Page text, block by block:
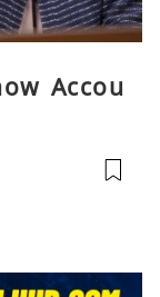
Accou